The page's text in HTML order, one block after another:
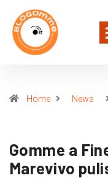
Home News
Gomme a
Marevivo